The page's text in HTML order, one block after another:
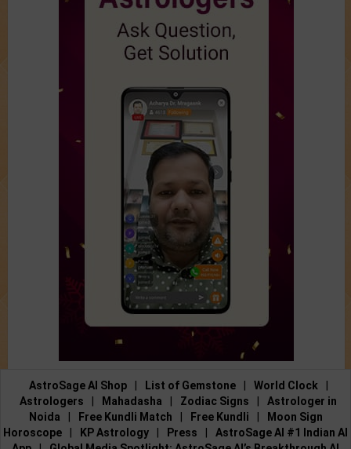
AstroSage AI Shop List of Gemstone World Clock
Astrologers
Mahadasha Zodiac Signs
Astrologer in
Noida
Free Kundli Match Free Kundli
Moon Sign
Horoscope
KP Astrology Press
AstroSage AI #1 Indian AI